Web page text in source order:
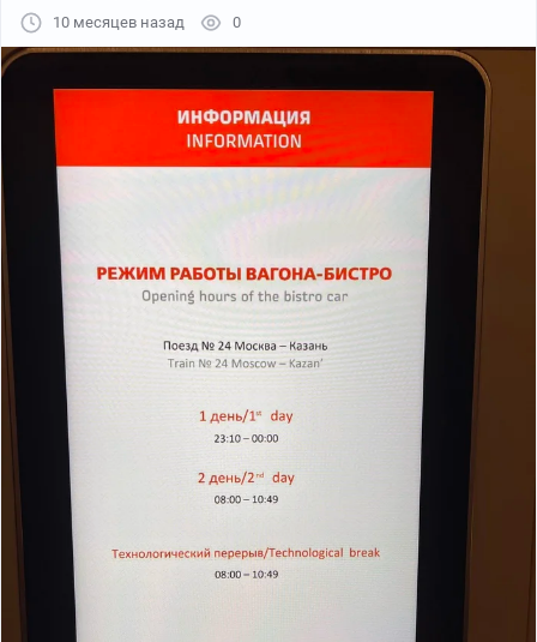
10 месяцев назад 0